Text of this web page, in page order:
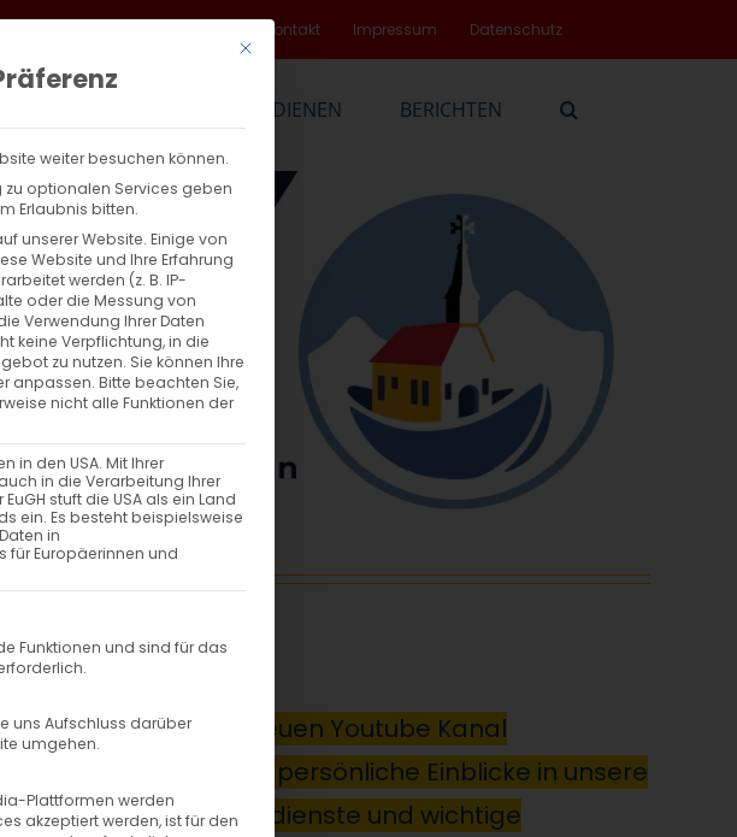
Kontakt Impressum Datenschutz
DIENEN BERICHTEN
Auf unserem neuen Youtube Kanal
bekommen Sie persönliche Einblicke in unsere
unsere Gottesdienste und wichtige
Mit diesem Button wird der Dialog geschlossen. Seine
weiter besuchen können.
zu optionalen Services geben
Erlaubnis bitten.
unserer Website. Einige von
Website und Ihre Erfahrung
werden (z. B. IP-
oder die Messung von
Verwendung Ihrer Daten
keine Verpflichtung, in die
zu nutzen. Sie können Ihre
anpassen. Bitte beachten Sie,
nicht alle Funktionen der
in den USA. Mit Ihrer
in die Verarbeitung Ihrer
stuft die USA als ein Land
ein. Es besteht beispielsweise
in
Europäerinnen und
für die eine Einwilligung erteilt werden kann. Die erste Service-
Funktionen und sind für das
uns Aufschluss darüber
umgehen.
Plattformen werden
akzeptiert werden, ist für den